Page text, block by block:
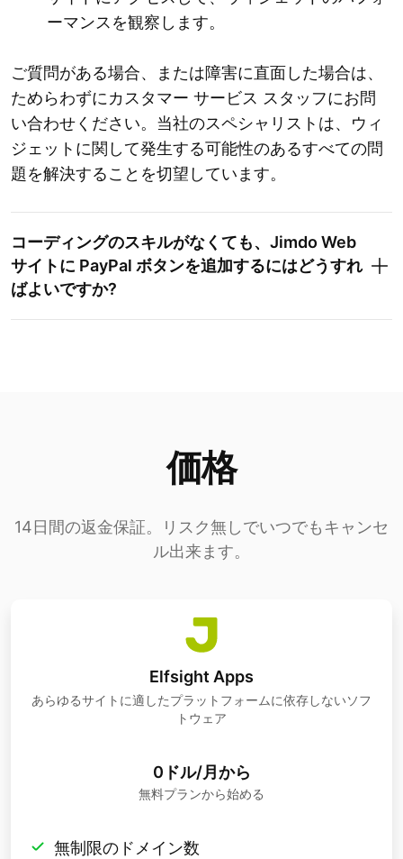
ーマンスを観察します。
ご質問がある場合、または障害に直面した場合は、
ためらわずにカスタマー サービス スタッフにお問
い合わせください。当社のスペシャリストは、ウィ
ジェットに関して発生する可能性のあるすべての問
題を解決することを切望しています。
コーディングのスキルがなくても、Jimdo Web
サイトに PayPal ボタンを追加するにはどうすれ
ばよいですか?
価格
14日間の返金保証。リスク無しでいつでもキャンセ
ル出来ます。
Elfsight Apps
あらゆるサイトに適したプラットフォームに依存しないソフ
トウェア
0ドル/月から
無料プランから始める
無制限のドメイン数